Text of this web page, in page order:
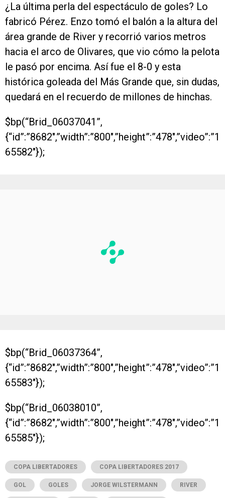
¿La última perla del espectáculo de goles? Lo
fabricó Pérez. Enzo tomó el balón a la altura del
área grande de River y recorrió varios metros
hacia el arco de Olivares, que vio cómo la pelota
le pasó por encima. Así fue el 8-0 y esta
histórica goleada del Más Grande que, sin dudas,
quedará en el recuerdo de millones de hinchas.
$bp(“Brid_06037041”,
{“id”:”8682″,”width”:”800″,”height”:”478″,”video”:”1
65582″});
$bp(“Brid_06037364”,
{“id”:”8682″,”width”:”800″,”height”:”478″,”video”:”1
65583″});
$bp(“Brid_06038010”,
{“id”:”8682″,”width”:”800″,”height”:”478″,”video”:”1
65585″});
COPA LIBERTADORES COPA LIBERTADORES 2017
GOL GOLES JORGE WILSTERMANN RIVER